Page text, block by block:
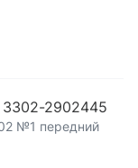
2902445
№1 передний